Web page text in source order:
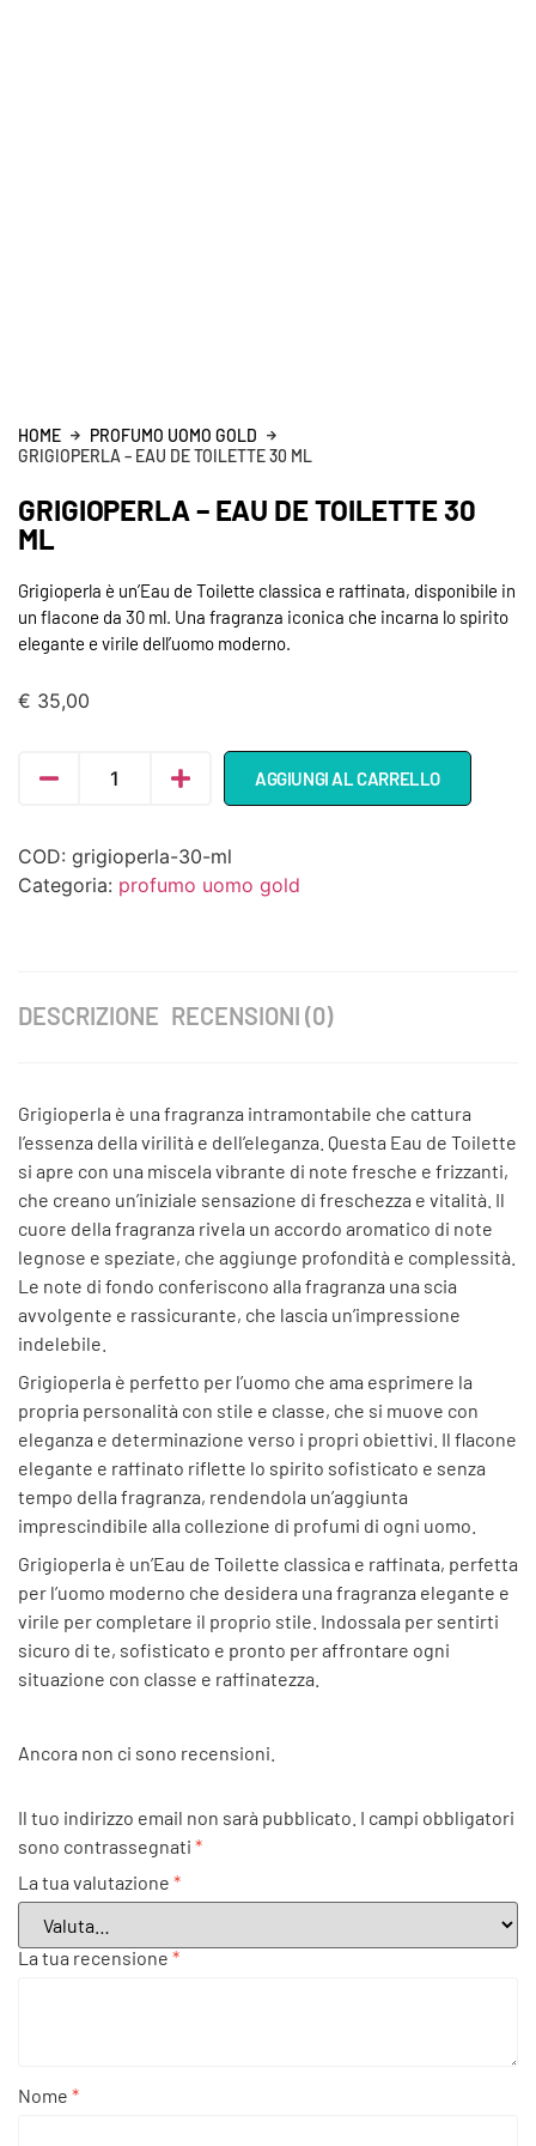
HOME
PROFUMO UOMO GOLD
GRIGIOPERLA – EAU DE TOILETTE 30 ML
GRIGIOPERLA – EAU DE TOILETTE 30
ML
Grigioperla è un’Eau de Toilette classica e raffinata, disponibile in
un flacone da 30 ml. Una fragranza iconica che incarna lo spirito
elegante e virile dell’uomo moderno.
€ 35,00
AGGIUNGI AL CARRELLO
COD: grigioperla-30-ml
Categoria: profumo uomo gold
DESCRIZIONE RECENSIONI (0)
Grigioperla è una fragranza intramontabile che cattura
l’essenza della virilità e dell’eleganza. Questa Eau de Toilette
si apre con una miscela vibrante di note fresche e frizzanti,
che creano un’iniziale sensazione di freschezza e vitalità. Il
cuore della fragranza rivela un accordo aromatico di note
legnose e speziate, che aggiunge profondità e complessità.
Le note di fondo conferiscono alla fragranza una scia
avvolgente e rassicurante, che lascia un’impressione
indelebile.
Grigioperla è perfetto per l’uomo che ama esprimere la
propria personalità con stile e classe, che si muove con
eleganza e determinazione verso i propri obiettivi. Il flacone
elegante e raffinato riflette lo spirito sofisticato e senza
tempo della fragranza, rendendola un’aggiunta
imprescindibile alla collezione di profumi di ogni uomo.
Grigioperla è un’Eau de Toilette classica e raffinata, perfetta
per l’uomo moderno che desidera una fragranza elegante e
virile per completare il proprio stile. Indossala per sentirti
sicuro di te, sofisticato e pronto per affrontare ogni
situazione con classe e raffinatezza.
Ancora non ci sono recensioni.
Il tuo indirizzo email non sarà pubblicato. I campi obbligatori
sono contrassegnati *
La tua valutazione *
La tua recensione *
Nome *